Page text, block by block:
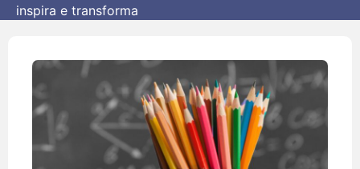
inspira e transforma